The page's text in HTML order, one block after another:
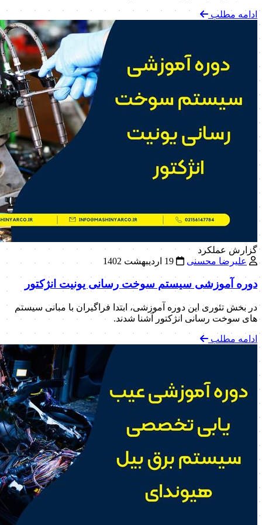
ادامه مطلب
گزارش عملکرد
علیرضا محسنی
19 اردیبهشت 1402
دوره آموزشی سیستم سوخت رسانی یونیت انژکتور
در بخش تئوری این دوره آموزشی، ابتدا فراگیران با مبانی سیستم
های سوخت رسانی انژکتور آشنا شدند.
ادامه مطلب